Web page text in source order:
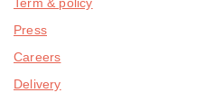
Press
Careers
Delivery